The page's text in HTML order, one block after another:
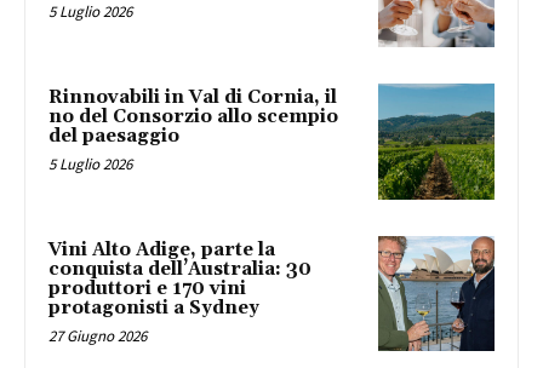
5 Luglio 2026
Rinnovabili in Val di Cornia, il
no del Consorzio allo scempio
del paesaggio
5 Luglio 2026
Vini Alto Adige, parte la
conquista dell’Australia: 30
produttori e 170 vini
protagonisti a Sydney
27 Giugno 2026